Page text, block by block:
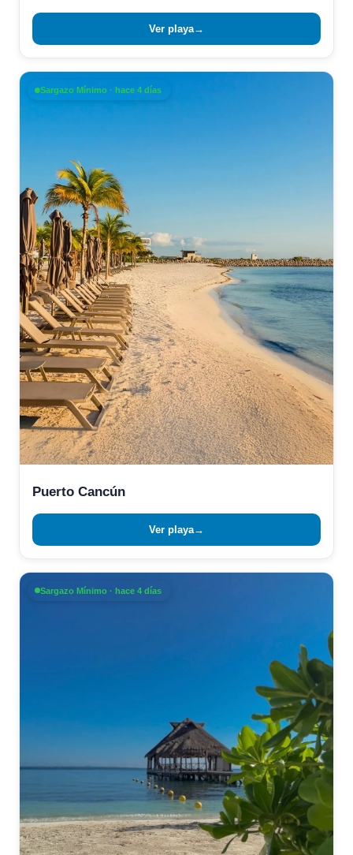
Ver playa→
Sargazo Mínimo · hace 4 días
Puerto Cancún
Ver playa→
Sargazo Mínimo · hace 4 días